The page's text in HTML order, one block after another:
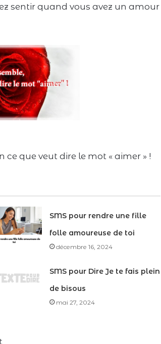
sentir quand vous avez un amour
ce que veut dire le mot « aimer » !
SMS pour rendre une fille
folle amoureuse de toi
décembre 16, 2024
SMS pour Dire Je te fais plein
de bisous
mai 27, 2024